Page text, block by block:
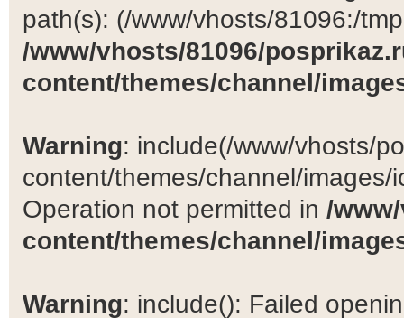
path(s): (/www/vhosts/81096:/
/www/vhosts/81096/
content/themes/channel/
Warning: include(/www/vhosts/
content/themes/channel/
Operation not permitted in /
content/themes/channel/
Warning: include(): Failed